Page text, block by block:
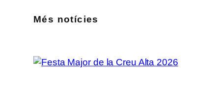
Més notícies